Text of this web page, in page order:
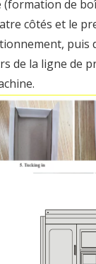
(formation de
côtés et le
puis
de la ligne de